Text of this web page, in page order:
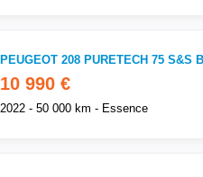
PEUGEOT 208 PURETECH 75 S&S
10 990 €
2022 - 50 000 km - Essence